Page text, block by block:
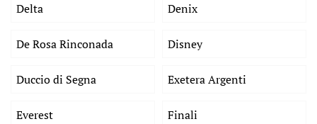
Delta Denix
De Rosa Rinconada Disney
Duccio di Segna Exetera Argenti
Everest Finali